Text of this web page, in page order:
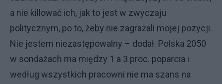
a nie killować ich, jak to jest w zwyczaju
politycznym, po to, żeby nie zagrażali mojej pozycji.
Nie jestem niezastępowalny – dodał. Polska 2050
w sondażach ma między 1 a 3 proc. poparcia i
według wszystkich pracowni nie ma szans na